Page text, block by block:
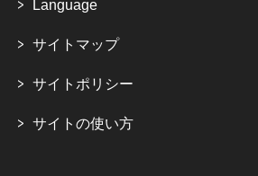
Language
サイトマップ
サイトポリシー
サイトの使い方